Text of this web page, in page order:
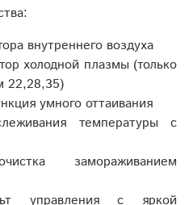
внутреннего воздуха
холодной плазмы (только
22,28,35)
умного оттаивания
температуры с
замораживанием
управления с яркой